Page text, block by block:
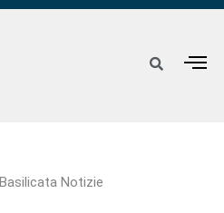
Basilicata Notizie